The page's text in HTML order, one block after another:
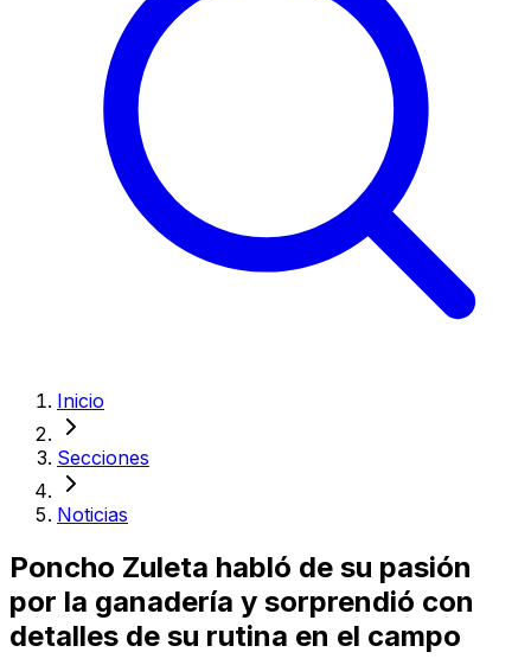
Inicio
Secciones
Noticias
Poncho Zuleta habló de su pasión
por la ganadería y sorprendió con
detalles de su rutina en el campo